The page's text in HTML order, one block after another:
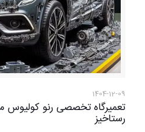
1404-12-09
تعمیرگاه تخصصی رنو کولیوس
رستاخیز